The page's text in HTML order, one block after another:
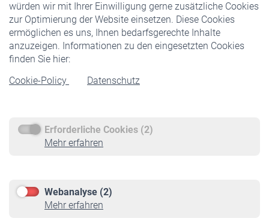
würden wir mit Ihrer Einwilligung gerne zusätzliche Cookies
zur Optimierung der Website einsetzen. Diese Cookies
ermöglichen es uns, Ihnen bedarfsgerechte Inhalte
anzuzeigen. Informationen zu den eingesetzten Cookies
finden Sie hier:
Cookie-Policy
Datenschutz
Erforderliche Cookies (2)
Mehr erfahren
Webanalyse (2)
Mehr erfahren
Veranstaltungen
Rentner
Rentenbeginn
Rente beantragen
Service
Informationen
Online-Rechner
VBLnewsletter